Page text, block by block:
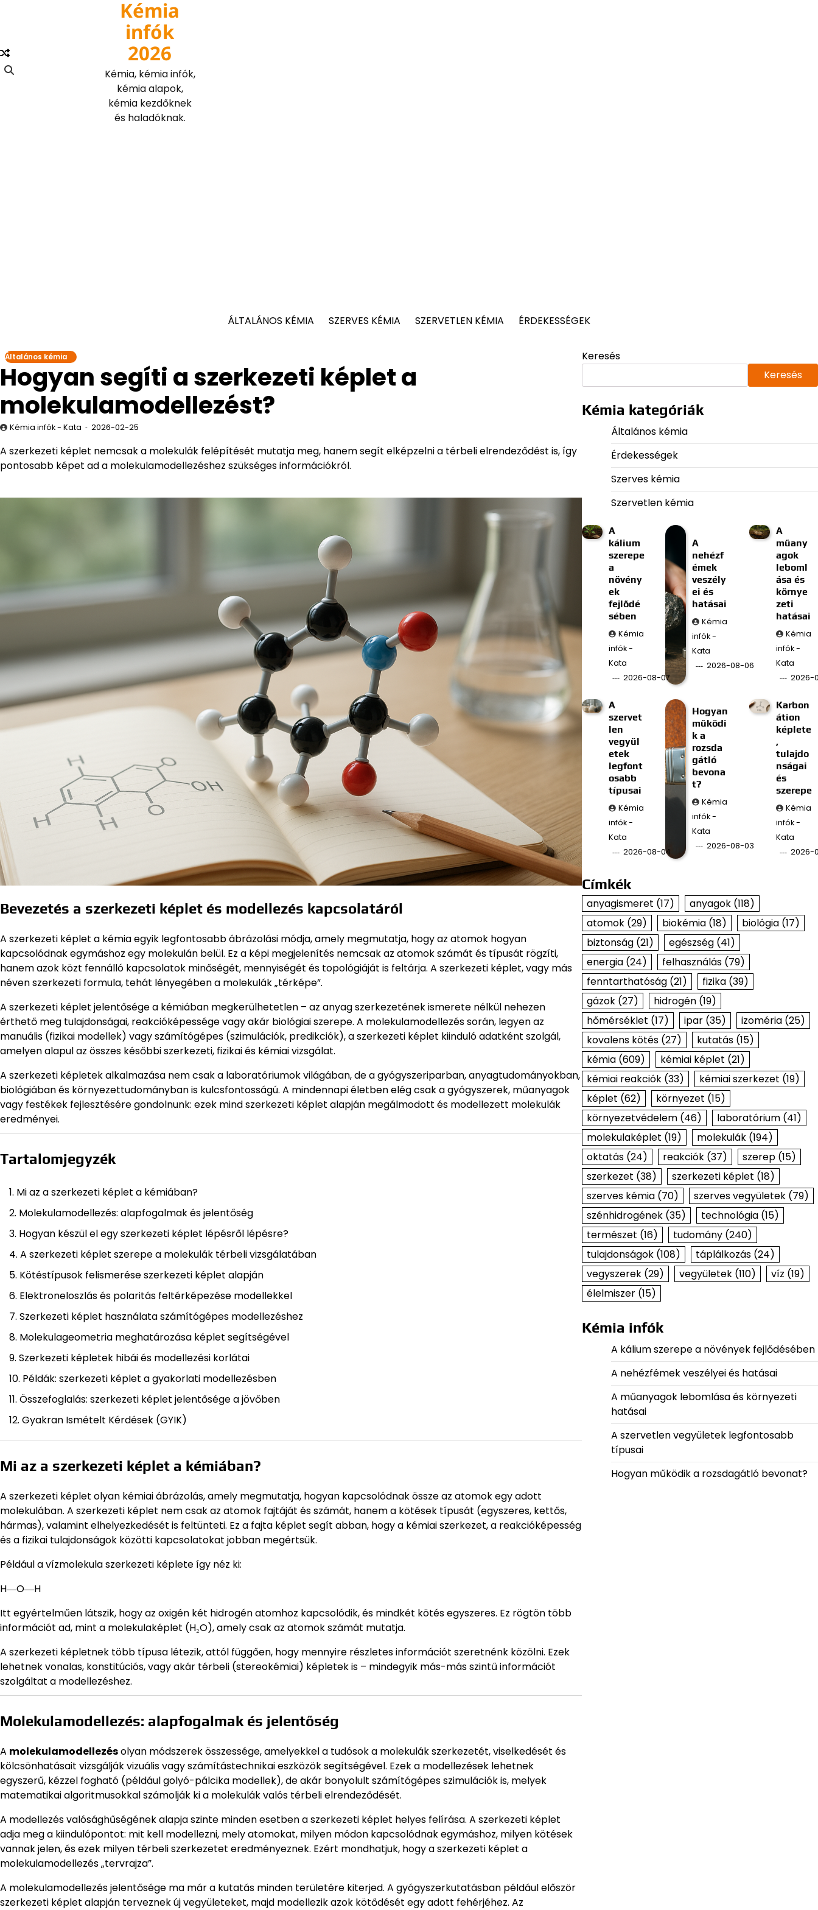
Kémia
infók
2026
Kémia, kémia infók,
kémia alapok,
kémia kezdőknek
és haladóknak.
ÁLTALÁNOS KÉMIA SZERVES KÉMIA SZERVETLEN KÉMIA ÉRDEKESSÉGEK
Általános kémia
Hogyan segíti a szerkezeti képlet a
molekulamodellezést?
Kémia infók - Kata 2026-02-25
A szerkezeti képlet nemcsak a molekulák felépítését mutatja meg, hanem segít elképzelni a térbeli elrendeződést is, így
pontosabb képet ad a molekulamodellezéshez szükséges információkról.
Bevezetés a szerkezeti képlet és modellezés kapcsolatáról
A szerkezeti képlet a kémia egyik legfontosabb ábrázolási módja, amely megmutatja, hogy az atomok hogyan
kapcsolódnak egymáshoz egy molekulán belül. Ez a képi megjelenítés nemcsak az atomok számát és típusát rögzíti,
hanem azok közt fennálló kapcsolatok minőségét, mennyiségét és topológiáját is feltárja. A szerkezeti képlet, vagy más
néven szerkezeti formula, tehát lényegében a molekulák „térképe”.
A szerkezeti képlet jelentősége a kémiában megkerülhetetlen – az anyag szerkezetének ismerete nélkül nehezen
érthető meg tulajdonságai, reakcióképessége vagy akár biológiai szerepe. A molekulamodellezés során, legyen az
manuális (fizikai modellek) vagy számítógépes (szimulációk, predikciók), a szerkezeti képlet kiinduló adatként szolgál,
amelyen alapul az összes későbbi szerkezeti, fizikai és kémiai vizsgálat.
A szerkezeti képletek alkalmazása nem csak a laboratóriumok világában, de a gyógyszeriparban, anyagtudományokban,
biológiában és környezettudományban is kulcsfontosságú. A mindennapi életben elég csak a gyógyszerek, műanyagok
vagy festékek fejlesztésére gondolnunk: ezek mind szerkezeti képlet alapján megálmodott és modellezett molekulák
eredményei.
Tartalomjegyzék
Mi az a szerkezeti képlet a kémiában?
Molekulamodellezés: alapfogalmak és jelentőség
Hogyan készül el egy szerkezeti képlet lépésről lépésre?
A szerkezeti képlet szerepe a molekulák térbeli vizsgálatában
Kötéstípusok felismerése szerkezeti képlet alapján
Elektroneloszlás és polaritás feltérképezése modellekkel
Szerkezeti képlet használata számítógépes modellezéshez
Molekulageometria meghatározása képlet segítségével
Szerkezeti képletek hibái és modellezési korlátai
Példák: szerkezeti képlet a gyakorlati modellezésben
Összefoglalás: szerkezeti képlet jelentősége a jövőben
Gyakran Ismételt Kérdések (GYIK)
Mi az a szerkezeti képlet a kémiában?
A szerkezeti képlet olyan kémiai ábrázolás, amely megmutatja, hogyan kapcsolódnak össze az atomok egy adott
molekulában. A szerkezeti képlet nem csak az atomok fajtáját és számát, hanem a kötések típusát (egyszeres, kettős,
hármas), valamint elhelyezkedését is feltünteti. Ez a fajta képlet segít abban, hogy a kémiai szerkezet, a reakcióképesség
és a fizikai tulajdonságok közötti kapcsolatokat jobban megértsük.
Például a vízmolekula szerkezeti képlete így néz ki:
H―O―H
Itt egyértelműen látszik, hogy az oxigén két hidrogén atomhoz kapcsolódik, és mindkét kötés egyszeres. Ez rögtön több
információt ad, mint a molekulaképlet (H₂O), amely csak az atomok számát mutatja.
A szerkezeti képletnek több típusa létezik, attól függően, hogy mennyire részletes információt szeretnénk közölni. Ezek
lehetnek vonalas, konstitúciós, vagy akár térbeli (stereokémiai) képletek is – mindegyik más-más szintű információt
szolgáltat a modellezéshez.
Molekulamodellezés: alapfogalmak és jelentőség
A molekulamodellezésolyan módszerek összessége, amelyekkel a tudósok a molekulák szerkezetét, viselkedését és
kölcsönhatásait vizsgálják vizuális vagy számítástechnikai eszközök segítségével. Ezek a modellezések lehetnek
egyszerű, kézzel fogható (például golyó-pálcika modellek), de akár bonyolult számítógépes szimulációk is, melyek
matematikai algoritmusokkal számolják ki a molekulák valós térbeli elrendeződését.
A modellezés valósághűségének alapja szinte minden esetben a szerkezeti képlet helyes felírása. A szerkezeti képlet
adja meg a kiindulópontot: mit kell modellezni, mely atomokat, milyen módon kapcsolódnak egymáshoz, milyen kötések
vannak jelen, és ezek milyen térbeli szerkezetet eredményeznek. Ezért mondhatjuk, hogy a szerkezeti képlet a
molekulamodellezés „tervrajza”.
A molekulamodellezés jelentősége ma már a kutatás minden területére kiterjed. A gyógyszerkutatásban például először
szerkezeti képlet alapján terveznek új vegyületeket, majd modellezik azok kötődését egy adott fehérjéhez. Az
Keresés
Keresés
Kémia kategóriák
Általános kémia
Érdekességek
Szerves kémia
Szervetlen kémia
A
kálium
szerepe
a
növény
ek
fejlődé
sében
Kémia
infók -
Kata
2026-08-07
A
nehézf
émek
veszély
ei és
hatásai
Kémia
infók -
Kata
2026-08-06
A
műany
agok
leboml
ása és
környe
zeti
hatásai
Kémia
infók -
Kata
2026-
A
szervet
len
vegyül
etek
legfont
osabb
típusai
Kémia
infók -
Kata
2026-08-04
Hogyan
működi
k a
rozsda
gátló
bevona
t?
Kémia
infók -
Kata
2026-08-03
Karbon
átion
képlete
,
tulajdo
nságai
és
szerepe
Kémia
infók -
Kata
2026-
Címkék
anyagismeret (17) anyagok(118)
atomok(29) biokémia(18) biológia(17)
biztonság(21) egészség(41)
energia(24) felhasználás(79)
fenntarthatóság(21) fizika(39)
gázok(27) hidrogén(19)
hőmérséklet (17) ipar(35) izoméria(25)
kovalens kötés(27) kutatás(15)
kémia(609) kémiai képlet (21)
kémiai reakciók(33) kémiai szerkezet (19)
képlet (62) környezet (15)
környezetvédelem(46) laboratórium(41)
molekulaképlet (19) molekulák(194)
oktatás(24) reakciók(37) szerep(15)
szerkezet (38) szerkezeti képlet (18)
szerves kémia(70) szerves vegyületek(79)
szénhidrogének(35) technológia(15)
természet (16) tudomány(240)
tulajdonságok(108) táplálkozás(24)
vegyszerek(29) vegyületek(110) víz (19)
élelmiszer(15)
Kémia infók
A kálium szerepe a növények fejlődésében
A nehézfémek veszélyei és hatásai
A műanyagok lebomlása és környezeti
hatásai
A szervetlen vegyületek legfontosabb
típusai
Hogyan működik a rozsdagátló bevonat?